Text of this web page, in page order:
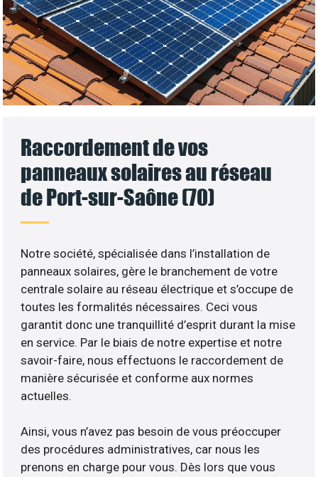
Raccordement de vos
panneaux solaires au réseau
de Port-sur-Saône (70)
Notre société, spécialisée dans l’installation de
panneaux solaires, gère le branchement de votre
centrale solaire au réseau électrique et s’occupe de
toutes les formalités nécessaires. Ceci vous
garantit donc une tranquillité d’esprit durant la mise
en service. Par le biais de notre expertise et notre
savoir-faire, nous effectuons le raccordement de
manière sécurisée et conforme aux normes
actuelles.
Ainsi, vous n’avez pas besoin de vous préoccuper
des procédures administratives, car nous les
prenons en charge pour vous. Dès lors que vous